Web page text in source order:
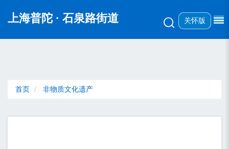
上海普陀 · 石泉路街道 关怀版
首页 非物质文化遗产